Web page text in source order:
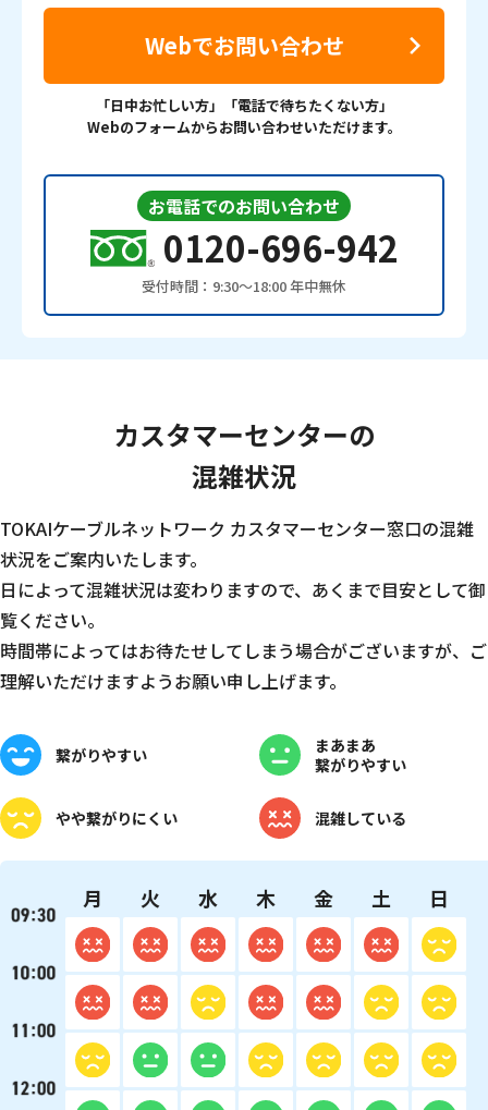
Webでお問い合わせ
「日中お忙しい方」「電話で待ちたくない方」
Webのフォームからお問い合わせいただけます。
お電話でのお問い合わせ
0120-696-942
受付時間：9:30〜18:00 年中無休
カスタマーセンターの
混雑状況
TOKAIケーブルネットワーク カスタマーセンター窓口の混雑
状況をご案内いたします。
日によって混雑状況は変わりますので、あくまで目安として御
覧ください。
時間帯によってはお待たせしてしまう場合がございますが、ご
理解いただけますようお願い申し上げます。
繋がりやすい
まあまあ
繋がりやすい
やや繋がりにくい 混雑している
月 火 水 木 金 土 日